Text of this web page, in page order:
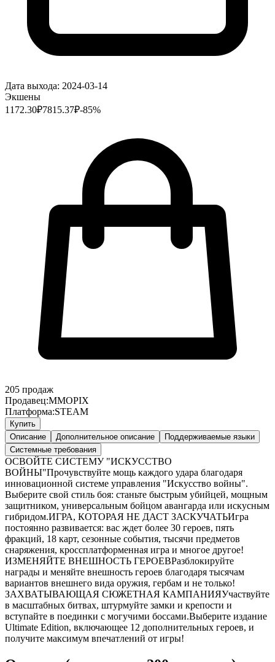
Дата выхода: 2024-03-14
Экшены
1172.30₽7815.37₽-85%
205 продаж
Продавец:MMOPIX
Платформа:STEAM
Купить
Описание
Дополнительное описание
Поддерживаемые языки
Системные требования
ОСВОЙТЕ СИСТЕМУ "ИСКУССТВО
ВОЙНЫ"Прочувствуйте мощь каждого удара благодаря
инновационной системе управления "Искусство войны".
Выберите свой стиль боя: станьте быстрым убийцей, мощным
защитником, универсальным бойцом авангарда или искусным
гибридом.ИГРА, КОТОРАЯ НЕ ДАСТ ЗАСКУЧАТЬИгра
постоянно развивается: вас ждет более 30 героев, пять
фракций, 18 карт, сезонные события, тысячи предметов
снаряжения, кроссплатформенная игра и многое другое!
ИЗМЕНЯЙТЕ ВНЕШНОСТЬ ГЕРОЕВРазблокируйте
награды и меняйте внешность героев благодаря тысячам
вариантов внешнего вида оружия, гербам и не только!
ЗАХВАТЫВАЮЩАЯ СЮЖЕТНАЯ КАМПАНИЯУчаствуйте
в масштабных битвах, штурмуйте замки и крепости и
вступайте в поединки с могучими боссами.Выберите издание
Ultimate Edition, включающее 12 дополнительных героев, и
получите максимум впечатлений от игры!